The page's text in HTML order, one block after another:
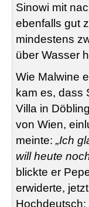
Sinowi mit
ebenfalls gut
mindestens
über Wasser
Wie Malwine
kam es, dass
Villa in
von Wien,
meinte: „Ich
will heute
blickte er
erwiderte,
Hochdeutsch: